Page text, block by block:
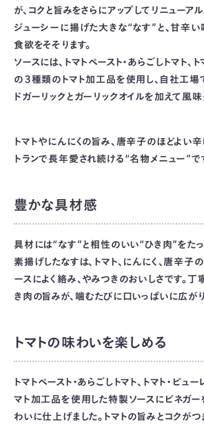
が、コクと旨みをさらにアップしてリニューアル
ジューシーに揚げた大きな“なす”と、甘辛
食欲をそそります。
ソースには、トマトペースト・あらごしトマト、
の３種類のトマト加工品を使用し、自社工
ドガーリックとガーリックオイルを加えて風
トマトやにんにくの旨み、唐辛子のほどよい
トランで長年愛され続ける“名物メニュー”で
豊かな具材感
具材には“なす”と相性のいい“ひき肉”をたっ
素揚げしたなすは、トマト、にんにく、唐辛子
ースによく絡み、やみつきのおいしさです。丁
き肉の旨みが、噛むたびに口いっぱいに広がり
トマトの味わいを楽しめる
トマトペースト・あらごしトマト、トマト・ピュ
マト加工品を使用した特製ソースにビネガー
わいに仕上げました。トマトの旨みとコクがつ